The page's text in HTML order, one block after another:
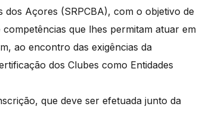
Açores (SRPCBA), com o objetivo de
que lhes permitam atuar em
ao encontro das exigências da
dos Clubes como Entidades
que deve ser efetuada junto da